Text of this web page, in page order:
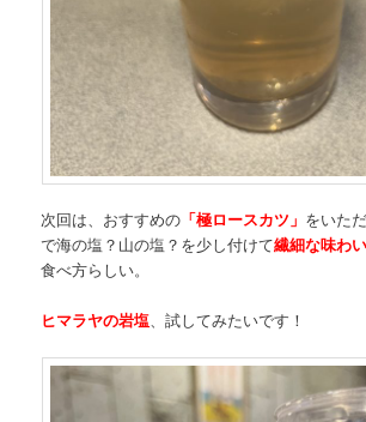
次回は、おすすめの 「極ロースカツ」 をいた
で海の塩？山の塩？を少し付けて繊細な味わ
食べ方らしい。
ヒマラヤの岩塩、試してみたいです！